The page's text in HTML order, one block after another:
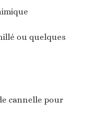
ou quelques
cannelle pour